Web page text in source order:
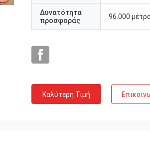
Δυνατότητα
προσφοράς
96.000
Καλύτερη Τιμή